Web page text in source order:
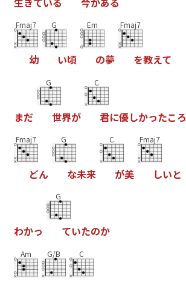
Fmaj7
幼
G
い頃
Em
の夢
Fmaj7
を教えて
まだ
G
世界が
C
君に優しかったころ
Fmaj7
どん
G
な未来
C
が美
Fmaj7
しいと
わかっ
G
ていたのか
Am G/B C